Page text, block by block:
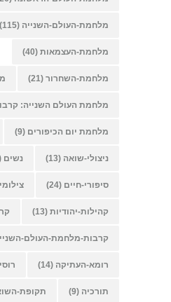
מלחמת-העולם-השנייה (115)
מלחמת-העצמאות (40)
מלחמת-השחרור (21)
מלחמת העולם השנייה:
מלחמת יום הכיפורים (9)
ניצולי-שואה (13) נשים
סיפורי-חיים (24)
קהילות-יהודיות (13)
קרבות-מלחמת-העולם-
רומא-העתיקה (14)
תורכיה (9) תקופת-